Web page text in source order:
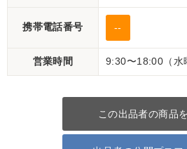
携帯電話番号 --
営業時間 9:30〜18:00（水
この出品者の商品